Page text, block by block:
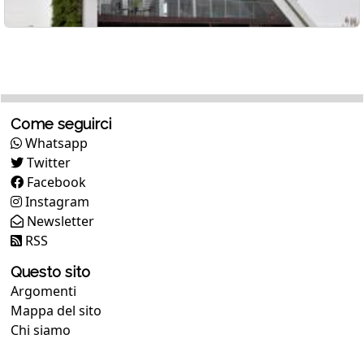
Come seguirci
Whatsapp
Twitter
Facebook
Instagram
Newsletter
RSS
Questo sito
Argomenti
Mappa del sito
Chi siamo